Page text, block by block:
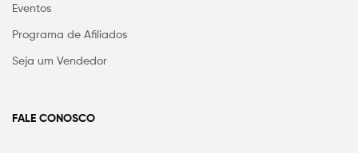
Eventos
Programa de Afiliados
Seja um Vendedor
FALE CONOSCO